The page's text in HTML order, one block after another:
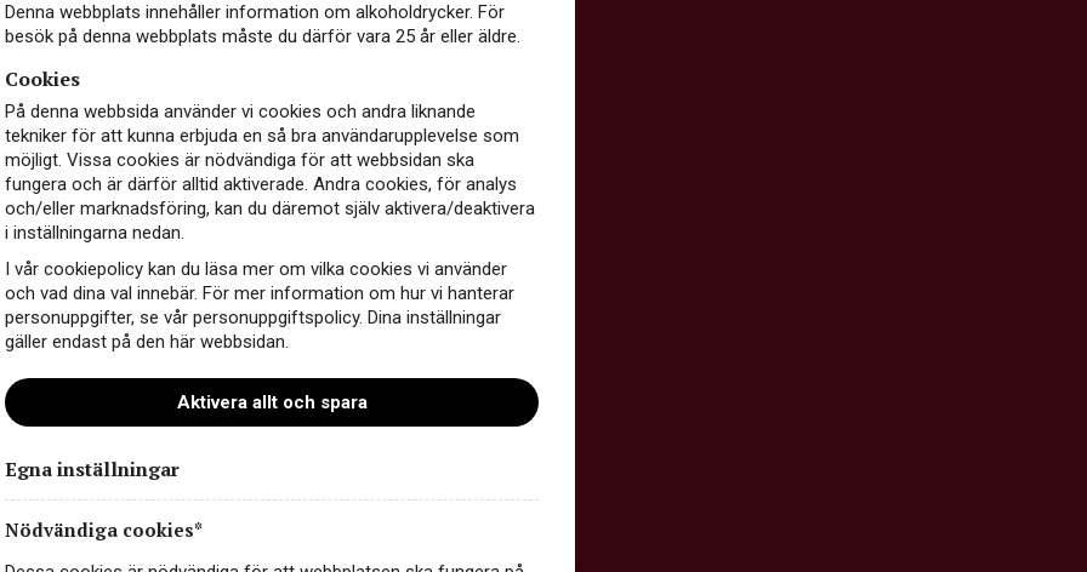
Denna webbplats innehåller information om alkoholdrycker. För
besök på denna webbplats måste du därför vara 25 år eller äldre.
Cookies
På denna webbsida använder vi cookies och andra liknande
tekniker för att kunna erbjuda en så bra användarupplevelse som
möjligt. Vissa cookies är nödvändiga för att webbsidan ska
fungera och är därför alltid aktiverade. Andra cookies, för analys
och/eller marknadsföring, kan du däremot själv aktivera/deaktivera
i inställningarna nedan.
I vår cookiepolicy kan du läsa mer om vilka cookies vi använder
och vad dina val innebär. För mer information om hur vi hanterar
personuppgifter, se vår personuppgiftspolicy. Dina inställningar
gäller endast på den här webbsidan.
Aktivera allt och spara
Egna inställningar
Nödvändiga cookies*